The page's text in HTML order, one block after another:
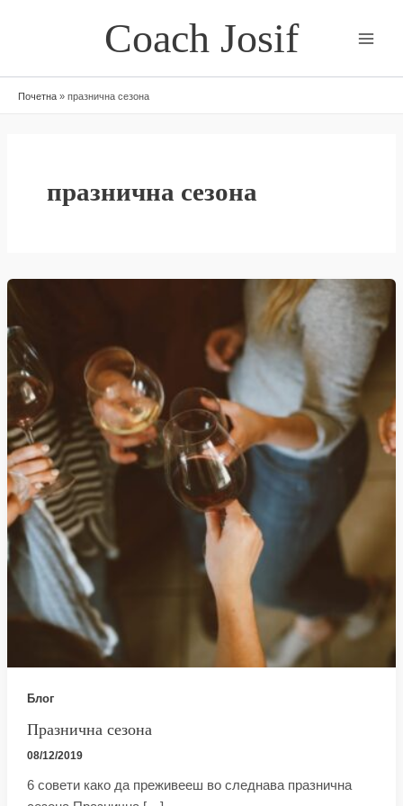
Coach Josif
Почетна » празнична сезона
празнична сезона
Блог
Празнична сезона
08/12/2019
6 совети како да преживееш во следнава празнична